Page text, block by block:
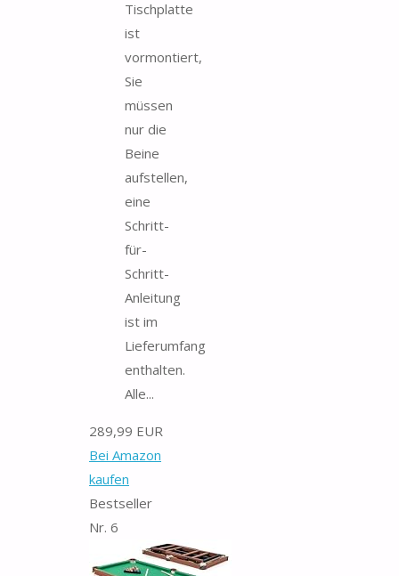
Tischplatte
ist
vormontiert,
Sie
müssen
nur die
Beine
aufstellen,
eine
Schritt-
für-
Schritt-
Anleitung
ist im
Lieferumfang
enthalten.
Alle...
289,99 EUR
Bei Amazon
kaufen
Bestseller
Nr. 6